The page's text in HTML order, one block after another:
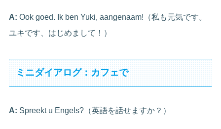
A: Ook goed. Ik ben Yuki, aangenaam!（私も元気です。
ユキです、はじめまして！）
ミニダイアログ：カフェで
A: Spreekt u Engels?（英語を話せますか？）